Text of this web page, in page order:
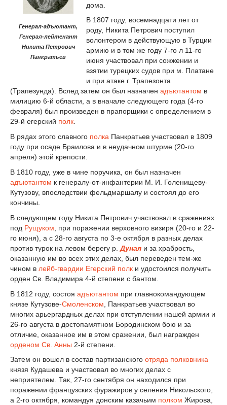
Генерал-адъютант,
Генерал-лейтенант
Никита Петрович
Панкратьев
дома.
В 1807 году, восемнадцати лет от
роду, Никита Петрович поступил
волонтером в действующую в Турции
армию и в том же году 7-го л 11-го
июня участвовал при сожжении и
взятии турецких судов при м. Платане
и при атаке г. Трапезонта
(Трапезунда). Вслед затем он был назначен адъютантом в
милицию 6-й области, а в вначале следующего года (4-го
февраля) был произведен в прапорщики с определением в
29-й егерский полк.
В рядах этого славного полка Панкратьев участвовал в 1809
году при осаде Браилова и в неудачном штурме (20-го
апреля) этой крепости.
В 1810 году, уже в чине поручика, он был назначен
адъютантом к генералу-от-инфантерии М. И. Голенищеву-
Кутузову, впоследствии фельдмаршалу и состоял до его
кончины.
В следующем году Никита Петрович участвовал в сражениях
под Рущуком , при поражении верховного визиря (20-го и 22-
го июня), а с 28-го августа по 3-е октября в разных делах
против турок на левом берегу р.Дуная и за храбрость,
оказанную им во всех этих делах, был переведен тем-же
чином в лейб-гвардии Егерский полк и удостоился получить
орден Св. Владимира 4-й степени с бантом.
В 1812 году, состоя адъютантом при главнокомандующем
князе Кутузове-Смоленском , Панкратьев участвовал во
многих арьергардных делах при отступлении нашей армии и
26-го августа в достопамятном Бородинском бою и за
отличие, оказанное им в этом сражении, был награжден
орденом Св. Анны 2-й степени.
Затем он вошел в состав партизанского отряда полковника
князя Кудашева и участвовал во многих делах с
неприятелем. Так, 27-го сентября он находился при
поражении французских фуражиров у селения Никольского,
а 2-го октября, командуя донским казачьим полком Жирова,